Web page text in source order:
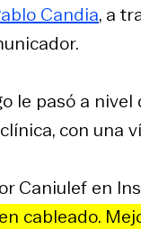
Candia, a
le pasó a nivel
con una
Caniulef en
cableado.